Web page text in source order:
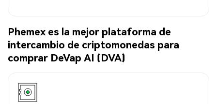
Phemex es la mejor plataforma de
intercambio de criptomonedas para
comprar DeVap AI (DVA)